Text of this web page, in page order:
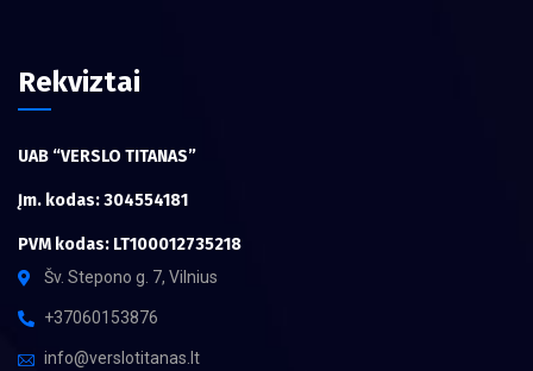
Rekviztai
UAB “VERSLO TITANAS”
Įm. kodas: 304554181
PVM kodas: LT100012735218
Šv. Stepono g. 7, Vilnius
+37060153876
info@verslotitanas.lt